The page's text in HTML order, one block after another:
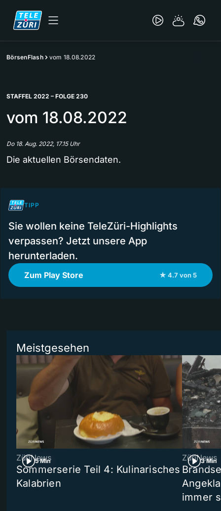
BörsenFlash vom 18.08.2022
STAFFEL 2022 – FOLGE 230
vom 18.08.2022
Do 18. Aug. 2022, 17.15 Uhr
Die aktuellen Börsendaten.
TIPP
Sie wollen keine TeleZüri-Highlights
verpassen? Jetzt unsere App
herunterladen.
Zum Play Store ★ 4.7 von 5
Meistgesehen
5 Min
ZüriNews
Sommerserie Teil 4: Kulinarisches
Kalabrien
3 Min
ZüriNews
immer